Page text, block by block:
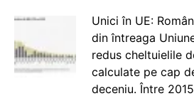
Unici în UE:
din întreaga
redus cheltuielile
calculate pe cap
deceniu. Între